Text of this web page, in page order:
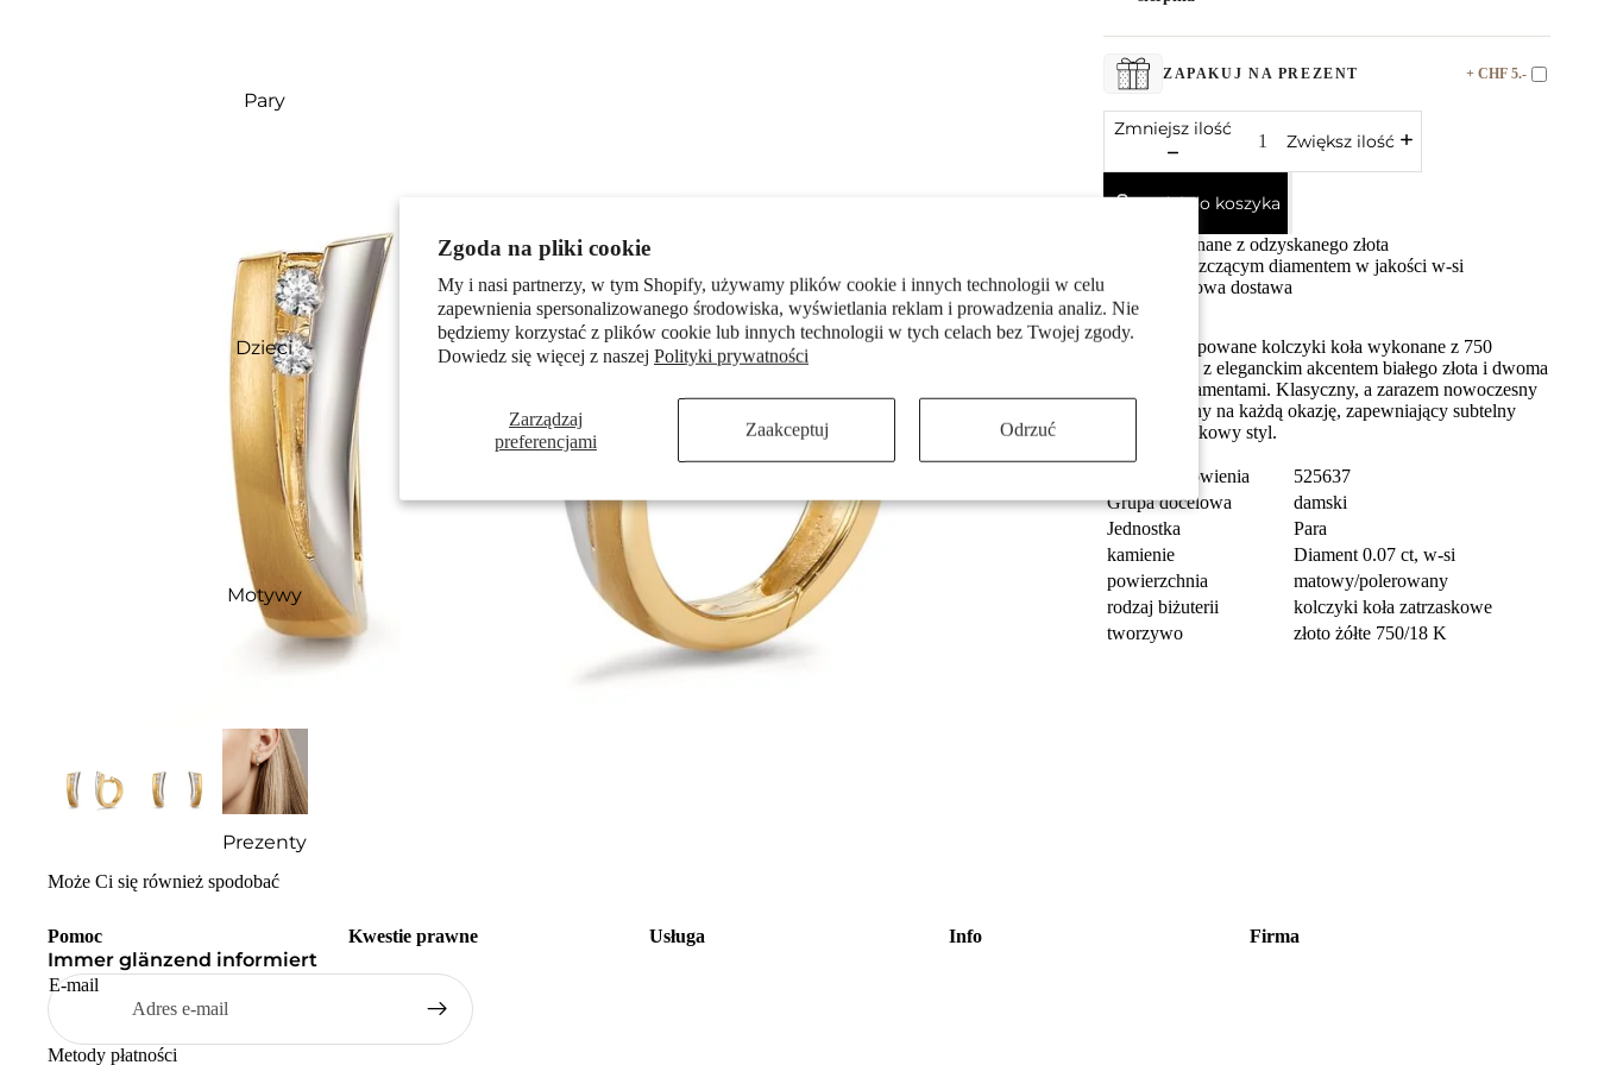
Zgoda na pliki cookie
My i nasi partnerzy, w tym Shopify, używamy plików cookie i innych technologii w celu
zapewnienia spersonalizowanego środowiska, wyświetlania reklam i prowadzenia analiz. Nie
będziemy korzystać z plików cookie lub innych technologii w tych celach bez Twojej zgody.
Dowiedz się więcej z naszej Polityki prywatności
Zarządzaj
preferencjami
Zaakceptuj Odrzuć
Pary
Dzieci
Motywy
Prezenty
ZAPAKUJ NA PREZENT + CHF 5.-
Zmniejsz ilość
Zwiększ ilość
Dodaj do koszyka
Wykonane z odzyskanego złota
Z błyszczącym diamentem w jakości w-si
Darmowa dostawa
Damskie klapowane kolczyki koła wykonane z 750
żółtego złota z eleganckim akcentem białego złota i dwoma
lśniącymi diamentami. Klasyczny, a zarazem nowoczesny
design idealny na każdą okazję, zapewniający subtelny
blask i wyjątkowy styl.
numer zamówienia
525637
Grupa docelowa
damski
Jednostka
Para
kamienie
Diament 0.07 ct, w-si
powierzchnia
matowy/polerowany
rodzaj biżuterii
kolczyki koła zatrzaskowe
tworzywo
złoto żółte 750/18 K
Może Ci się również spodobać
Pomoc Kwestie prawne Usługa Info Firma
Immer glänzend informiert
E-mail
Metody płatności